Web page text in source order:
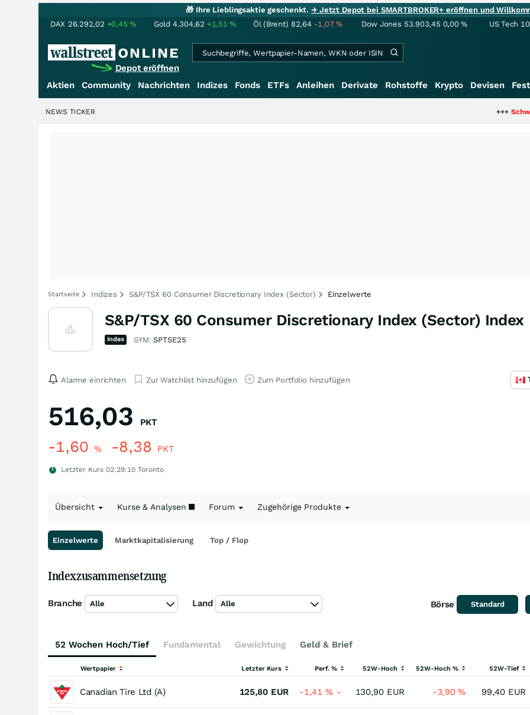
🎁 Ihre Lieblingsaktie geschenkt.→ Jetzt Depot bei SMARTBROKER+ eröffnen und
DAX 26.292,02 +0,45% Gold 4.304,62 +1,51% Öl (Brent) 82,64 -1,07% Dow Jones 53.903,45 0,00% US Tech
Depot eröffnen
Aktien Community Nachrichten Indizes Fonds ETFs Anleihen Derivate Rohstoffe Krypto Devisen
Schwere
NEWS TICKER
Startseite Indizes S&P/TSX 60 Consumer Discretionary Index (Sector) Einzelwerte
S&P/TSX 60 Consumer Discretionary Index (Sector) Index
Index SYM:SPTSE25
Alarme einrichten Zur Watchlist hinzufügen Zum Portfolio hinzufügen
516,03 PKT
-1,60 % -8,38 PKT
Letzter Kurs 02:29:10 Toronto
Übersicht Kurse & Analysen Forum Zugehörige Produkte
Einzelwerte Marktkapitalisierung Top / Flop
Indexzusammensetzung
Branche Alle Land Alle Börse Standard
52 Wochen Hoch/Tief Fundamental Gewichtung Geld & Brief
Wertpapier Letzter Kurs Perf. % 52W-Hoch 52W-Hoch % 52W-Tief
Canadian Tire Ltd (A) 125,80 EUR -1,41 % 130,90 EUR -3,90% 99,40 EUR